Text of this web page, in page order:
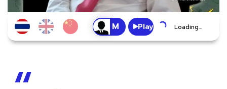
Play Loading...